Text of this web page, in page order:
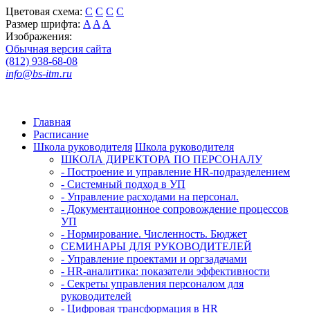
Цветовая схема: C C C C
Размер шрифта: A A A
Изображения:
Обычная версия сайта
(812) 938-68-08
info@bs-itm.ru
Главная
Расписание
Школа руководителя Школа руководителя
ШКОЛА ДИРЕКТОРА ПО ПЕРСОНАЛУ
- Построение и управление HR-подразделением
- Системный подход в УП
- Управление расходами на персонал.
- Документационное сопровождение процессов
УП
- Нормирование. Численность. Бюджет
СЕМИНАРЫ ДЛЯ РУКОВОДИТЕЛЕЙ
- Управление проектами и оргзадачами
- HR-аналитика: показатели эффективности
- Секреты управления персоналом для
руководителей
- Цифровая трансформация в HR